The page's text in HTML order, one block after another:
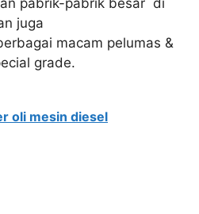
pabrik-pabrik besar di
juga
macam pelumas &
grade.
oli mesin diesel